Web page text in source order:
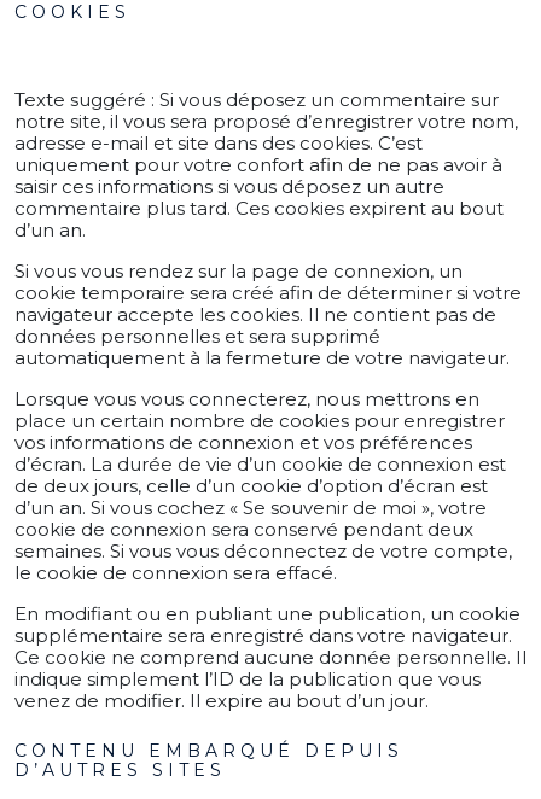
COOKIES
Texte suggéré : Si vous déposez un commentaire sur
notre site, il vous sera proposé d’enregistrer votre nom,
adresse e-mail et site dans des cookies. C’est
uniquement pour votre confort afin de ne pas avoir à
saisir ces informations si vous déposez un autre
commentaire plus tard. Ces cookies expirent au bout
d’un an.
Si vous vous rendez sur la page de connexion, un
cookie temporaire sera créé afin de déterminer si votre
navigateur accepte les cookies. Il ne contient pas de
données personnelles et sera supprimé
automatiquement à la fermeture de votre navigateur.
Lorsque vous vous connecterez, nous mettrons en
place un certain nombre de cookies pour enregistrer
vos informations de connexion et vos préférences
d’écran. La durée de vie d’un cookie de connexion est
de deux jours, celle d’un cookie d’option d’écran est
d’un an. Si vous cochez « Se souvenir de moi », votre
cookie de connexion sera conservé pendant deux
semaines. Si vous vous déconnectez de votre compte,
le cookie de connexion sera effacé.
En modifiant ou en publiant une publication, un cookie
supplémentaire sera enregistré dans votre navigateur.
Ce cookie ne comprend aucune donnée personnelle. Il
indique simplement l’ID de la publication que vous
venez de modifier. Il expire au bout d’un jour.
CONTENU EMBARQUÉ DEPUIS
D’AUTRES SITES